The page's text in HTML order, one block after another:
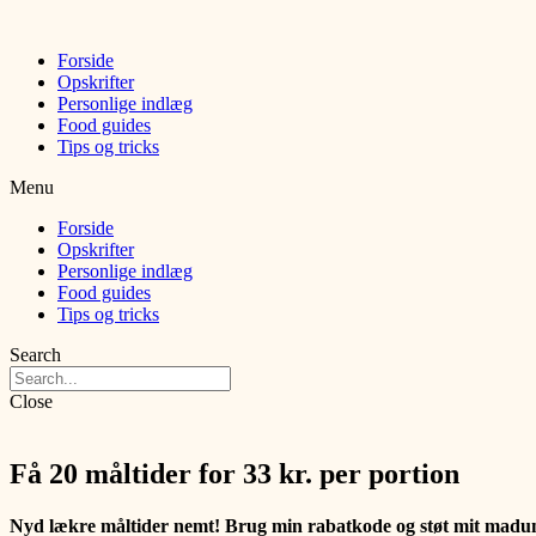
Forside
Opskrifter
Personlige indlæg
Food guides
Tips og tricks
Menu
Forside
Opskrifter
Personlige indlæg
Food guides
Tips og tricks
Search
Close
Få 20 måltider for 33 kr. per portion
Nyd lækre måltider nemt! Brug min rabatkode og støt mit